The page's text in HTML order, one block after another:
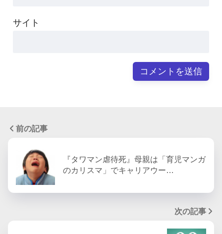
サイト
前の記事
『タワマン虐待死』母親は「育児マンガ
のカリスマ」でキャリアウー…
次の記事